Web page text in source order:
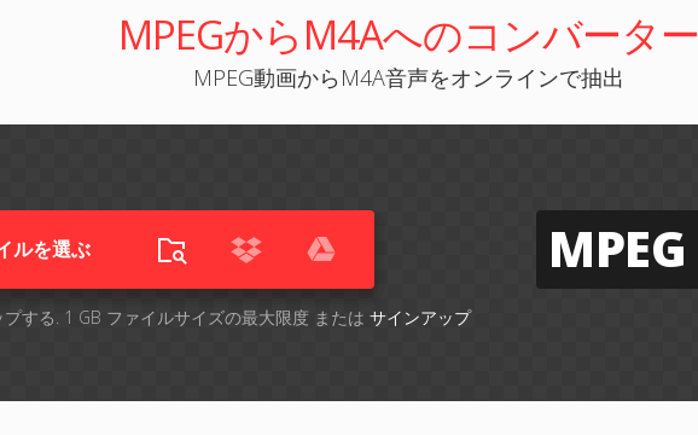
MPEGからM4Aへのコンバーター
MPEG動画からM4A音声をオンラインで抽出
ルを選ぶ
する. 1 GB ファイルサイズの最大限度 または サインアップ
MPEG